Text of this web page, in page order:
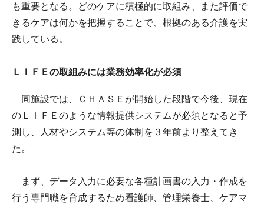
も重要となる。どのケアに積極的に取組み、また評価で
きるケアは何かを把握することで、根拠のある介護を実
践している。
ＬＩＦＥの取組みには業務効率化が必須
同施設では、ＣＨＡＳＥが開始した段階で今後、現在
のＬＩＦＥのような情報提供システムが必須となると予
測し、人材やシステム等の体制を３年前より整えてき
た。
まず、データ入力に必要な各種計画書の入力・作成を
行う専門職を育成するため看護師、管理栄養士、ケアマ